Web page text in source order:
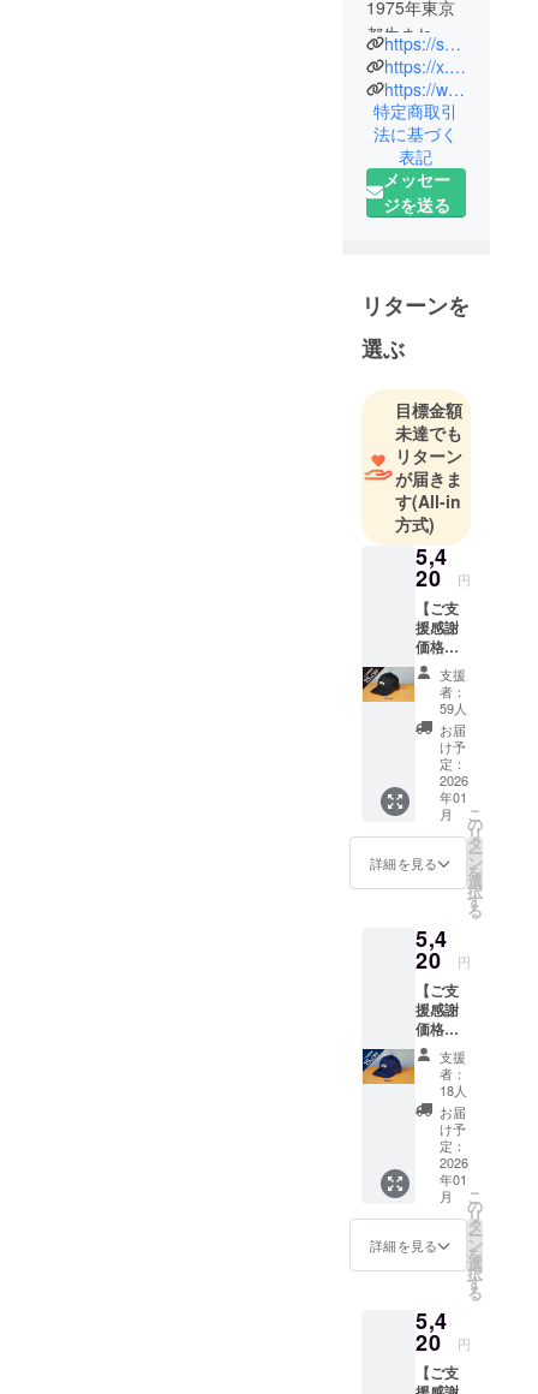
1975年東京
都生まれ
1998年米国
ウェスタン
ケンタッ
キー大学卒
業
2000年法政
大学大学院
会社電通入
社 関西支
社に配属さ
ピーライ
ターとして
勤務
2015年退
職
ひと
夏カナダの
牧場にカウ
ボーイとし
て滞在した
のち株式会
社スナワチ
をスタート
2018年大阪
市の本町に
店舗を開
設。国内ブ
ランドのレ
籍、アパレ
ルなどを販
売していま
著書：
『広告業界
という無法
（毎日新聞
出版）
『カウボー
イ・サ
マー』（旅
『寅ちゃん
はなに考え
てるの？』
https://sunawachi.com
https://x.com/Sunawachi
https://www.instagram.com/sunawachi_leather/
特定商取引
法に基づく
表記
メッセー
ジを送る
リターンを
選ぶ
目標金額
未達でも
リターン
が届きま
す(All-in
方式)
5,4
20 円
【ご支
援感謝
価格
15%OF
F】（ブ
ラッ
ク） 販
売予定
価格は
税込
6380円
（送料
別途）
です
が、
CAMPF
ご支援
に感謝
を込め
て、ま
た先行
特別価
格とし
て、本
体価格
を
15%OF
5420円
（消費
税・送
料込
み）で
ちお届
けしま
で、お
支援
者：
59人
お届
け予
定：
2026
年01
月
詳細を見る
こ
の
リ
タ
ー
ン
を
選
択
す
る
5,4
20 円
【ご支
援感謝
価格
15%OF
F】（ネ
ビー）
販売予
定価格
は税込
6380円
（送料
別途）
です
が、
CAMPF
ご支援
に感謝
を込め
て、ま
支援
者：
18人
お届
け予
定：
2026
年01
月
詳細を見る
こ
の
リ
タ
ー
ン
を
選
択
す
る
5,4
20 円
【ご支